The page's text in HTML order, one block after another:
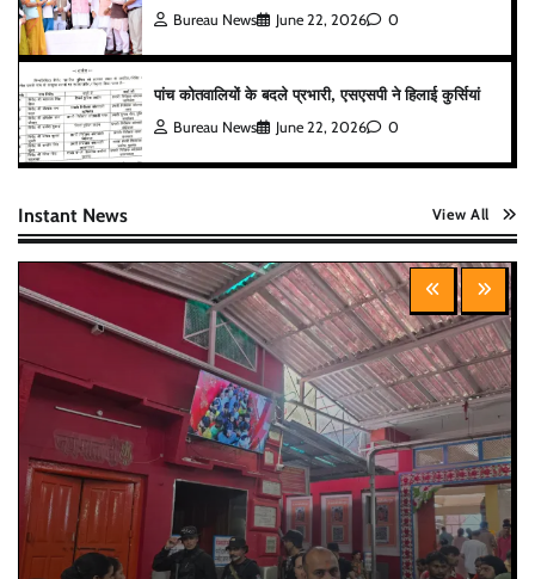
Bureau News June 22, 2026 0
पांच कोतवालियों के बदले प्रभारी, एसएसपी ने हिलाई कुर्सियां
Bureau News June 22, 2026 0
Instant News View All